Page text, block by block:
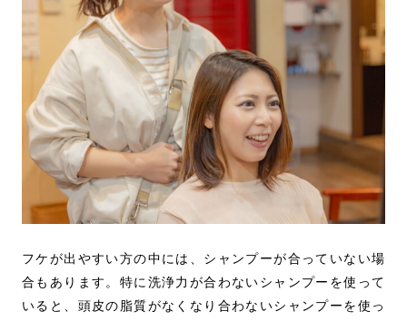
フケが出やすい方の中には、シャンプーが合っていない場
合もあります。特に洗浄力が合わないシャンプーを使って
いると、頭皮の脂質がなくなり合わないシャンプーを使っ